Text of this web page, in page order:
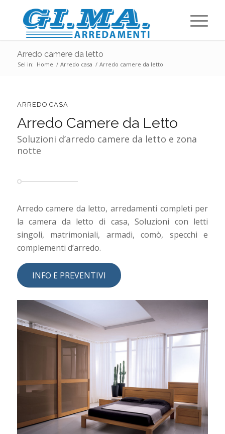
Arredo camere da letto
Sei in: Home / Arredo casa / Arredo camere da letto
ARREDO CASA
Arredo Camere da Letto
Soluzioni d’arredo camere da letto e zona
notte
Arredo camere da letto, arredamenti completi per
la camera da letto di casa, Soluzioni con letti
singoli, matrimoniali, armadi, comò, specchi e
complementi d’arredo.
INFO E PREVENTIVI